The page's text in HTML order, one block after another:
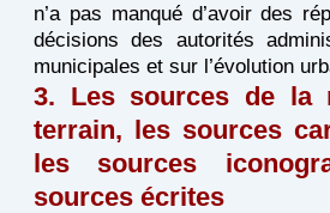
n’a pas manqué d’avoir des
décisions des autorités
municipales et sur l’évolution
3. Les sources de la
terrain, les sources
les sources
sources écrites